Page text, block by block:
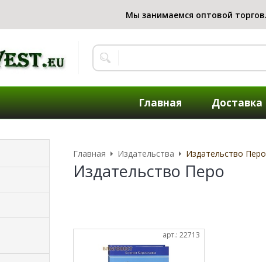
Главная Доставка
Главная Издательства Издательство Перо
Издательство Перо
арт.: 22713